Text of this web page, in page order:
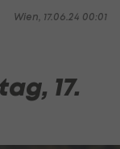
Wien, 17.06.24 00:01
17.